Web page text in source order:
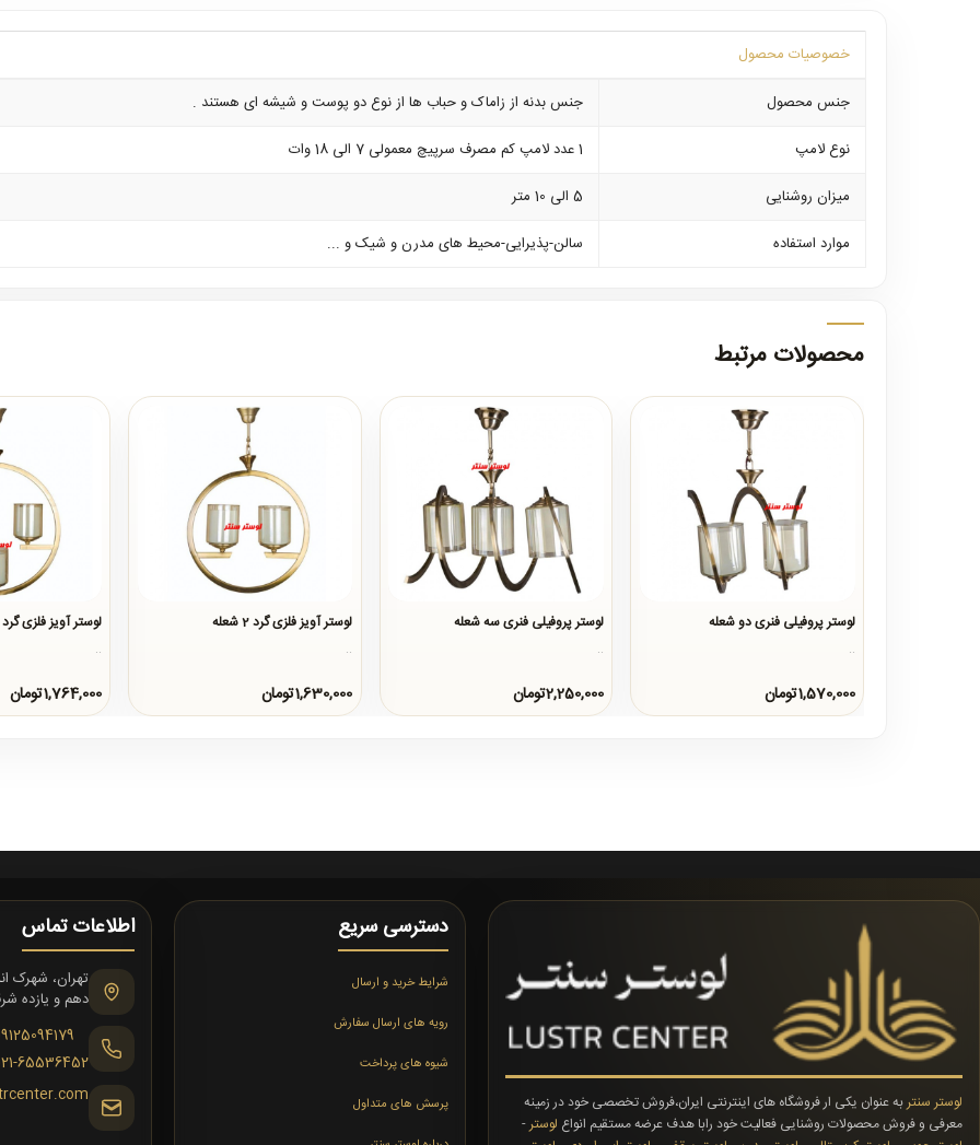
خصوصیات محصول
جنس محصول
جنس بدنه از زاماک و حباب ها از نوع دو پوست و شیشه ای هستند .
نوع لامپ
1 عدد لامپ کم مصرف سرپیچ معمولی 7 الی 18 وات
میزان روشنایی
5 الی 10 متر
موارد استفاده
سالن-پذیرایی-محیط های مدرن و شیک و ...
محصولات مرتبط
لوستر پروفیلی فنری دو شعله
..
1,570,000تومان
لوستر پروفیلی فنری سه شعله
..
2,250,000تومان
لوستر آویز فلزی گرد 2 شعله
..
1,630,000تومان
لوستر آویز فلزی
..
1,764,000تومان
لوستر سنتربه عنوان یکی ار فروشگاه های اینترنتی ایران،فروش تخصصی خود در زمینه
معرفی و فروش محصولات روشنایی فعالیت خود رابا هدف عرضه مستقیم انواع لوستر-
دسترسی سریع
شرایط خرید و ارسال
رویه های ارسال سفارش
شیوه های پرداخت
پرسش های متداول
اطلاعات تماس
دهم و یازده
65536452